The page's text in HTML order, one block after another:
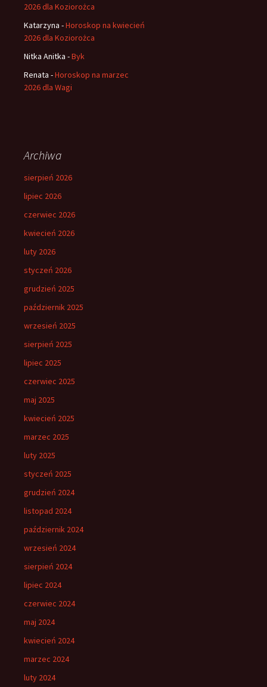
2026 dla Koziorożca
Katarzyna -Horoskop na kwiecień
2026 dla Koziorożca
Nitka Anitka -Byk
Renata -Horoskop na marzec
2026 dla Wagi
Archiwa
sierpień 2026
lipiec 2026
czerwiec 2026
kwiecień 2026
luty 2026
styczeń 2026
grudzień 2025
październik 2025
wrzesień 2025
sierpień 2025
lipiec 2025
czerwiec 2025
maj 2025
kwiecień 2025
marzec 2025
luty 2025
styczeń 2025
grudzień 2024
listopad 2024
październik 2024
wrzesień 2024
sierpień 2024
lipiec 2024
czerwiec 2024
maj 2024
kwiecień 2024
marzec 2024
luty 2024